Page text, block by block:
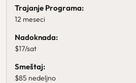
Trajanje Programa:
12 meseci
Nadoknada:
$17/sat
Smeštaj:
$85 nedeljno